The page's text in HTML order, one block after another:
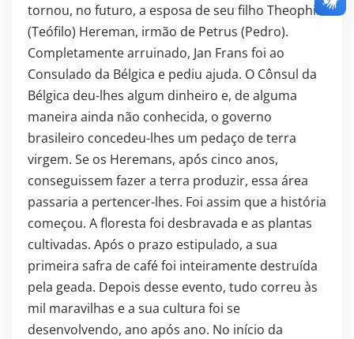
tornou, no futuro, a esposa de seu filho Theophile
(Teófilo) Hereman, irmão de Petrus (Pedro).
Completamente arruinado, Jan Frans foi ao
Consulado da Bélgica e pediu ajuda. O Cônsul da
Bélgica deu-lhes algum dinheiro e, de alguma
maneira ainda não conhecida, o governo
brasileiro concedeu-lhes um pedaço de terra
virgem. Se os Heremans, após cinco anos,
conseguissem fazer a terra produzir, essa área
passaria a pertencer-lhes. Foi assim que a história
começou. A floresta foi desbravada e as plantas
cultivadas. Após o prazo estipulado, a sua
primeira safra de café foi inteiramente destruída
pela geada. Depois desse evento, tudo correu às
mil maravilhas e a sua cultura foi se
desenvolvendo, ano após ano. No início da